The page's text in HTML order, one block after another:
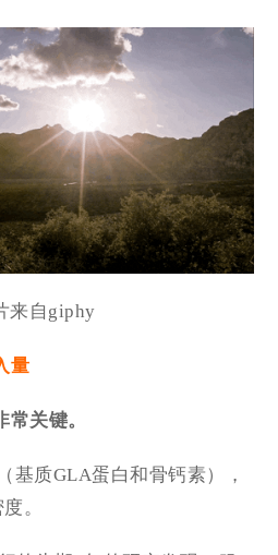
来自giphy
量
关键。
基质GLA蛋白和骨钙素），
。